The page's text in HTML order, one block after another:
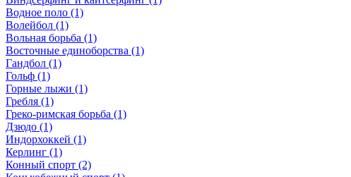
Водное поло (1)
Волейбол (1)
Вольная борьба (1)
Восточные единоборства (1)
Гандбол (1)
Гольф (1)
Горные лыжи (1)
Гребля (1)
Греко-римская борьба (1)
Дзюдо (1)
Индорхоккей (1)
Керлинг (1)
Конный спорт (2)